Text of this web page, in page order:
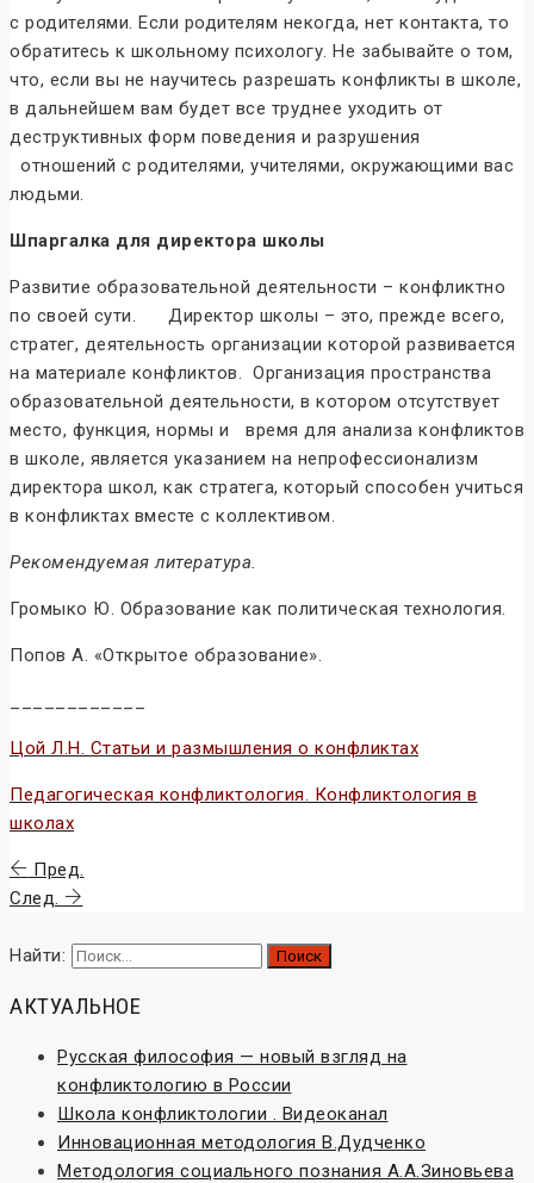
с родителями. Если родителям некогда, нет контакта, то
обратитесь к школьному психологу. Не забывайте о том,
что, если вы не научитесь разрешать конфликты в школе,
в дальнейшем вам будет все труднее уходить от
деструктивных форм поведения и разрушения
отношений с родителями, учителями, окружающими вас
людьми.
Шпаргалка для директора школы
Развитие образовательной деятельности – конфликтно
по своей сути. Директор школы – это, прежде всего,
стратег, деятельность организации которой развивается
на материале конфликтов. Организация пространства
образовательной деятельности, в котором отсутствует
место, функция, нормы и время для анализа конфликтов
в школе, является указанием на непрофессионализм
директора школ, как стратега, который способен учиться
в конфликтах вместе с коллективом.
Рекомендуемая литература.
Громыко Ю. Образование как политическая технология.
Попов А. «Открытое образование».
Цой Л.Н. Статьи и размышления о конфликтах
Педагогическая конфликтология. Конфликтология в
школах
Пред.
След.
Найти:
АКТУАЛЬНОЕ
Русская философия — новый взгляд на
конфликтологию в России
Школа конфликтологии . Видеоканал
Инновационная методология В.Дудченко
Методология социального познания А.А.Зиновьева